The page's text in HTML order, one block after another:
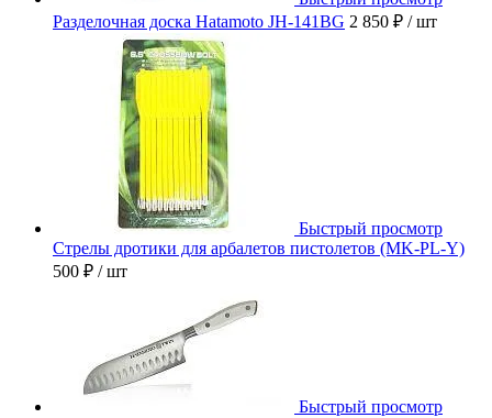
Разделочная доска Hatamoto JH-141BG 2 850 ₽ / шт
Быстрый просмотр
Стрелы дротики для арбалетов пистолетов (MK-PL-Y)
500 ₽ / шт
Быстрый просмотр